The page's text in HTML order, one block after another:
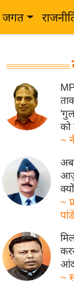
जगत
को
~
अब
~
~